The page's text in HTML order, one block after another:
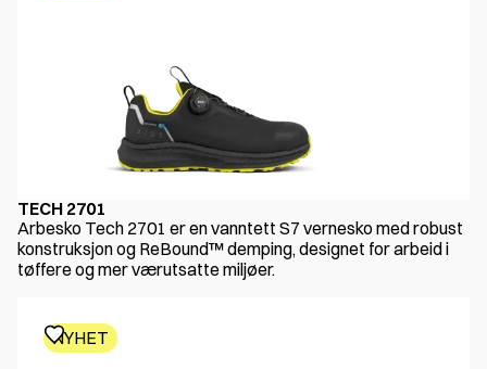
TECH 2701
Arbesko Tech 2701 er en vanntett S7 vernesko med robust
konstruksjon og ReBound™ demping, designet for arbeid i
tøffere og mer værutsatte miljøer.
NYHET